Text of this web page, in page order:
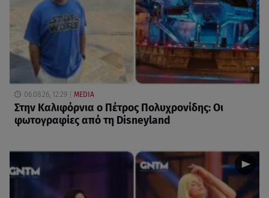
06.08.26, 12:29 MEDIA
Στην Καλιφόρνια ο Πέτρος Πολυχρονίδης: Οι
φωτογραφίες από τη Disneyland